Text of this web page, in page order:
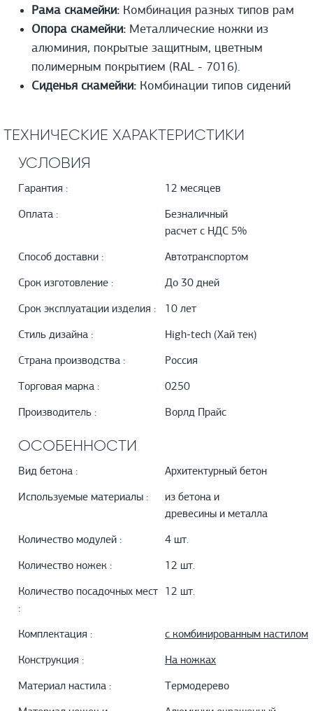
Рама скамейки: Комбинация разных типов рам
Опора скамейки: Металлические ножки из
алюминия, покрытые защитным, цветным
полимерным покрытием (RAL - 7016).
Сиденья скамейки: Комбинации типов сидений
ТЕХНИЧЕСКИЕ ХАРАКТЕРИСТИКИ
УСЛОВИЯ
Гарантия : 12 месяцев
Оплата :
Безналичный
расчет с НДС 5%
Способ доставки : Автотранспортом
Срок изготовление : До 30 дней
Срок эксплуатации изделия : 10 лет
Стиль дизайна : High-tech (Хай тек)
Страна производства : Россия
Торговая марка : 0250
Производитель : Ворлд Прайс
ОСОБЕННОСТИ
Вид бетона : Архитектурный бетон
Используемые материалы :
из бетона и
древесины и металла
Количество модулей : 4 шт.
Количество ножек : 12 шт.
Количество посадочных мест
:
12 шт.
Комплектация : с комбинированным настилом
Конструкция : На ножках
Материал настила : Термодерево